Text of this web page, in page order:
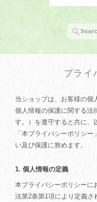
プライ
当ショップは、お客様の個
個人情報の保護に関する法
す。）を遵守すると共に、
「本プライバシーポリシ
い及び保護に努めます。
1. 個人情報の定義
本プライバシーポリシーに
法第2条第1項により定義さ